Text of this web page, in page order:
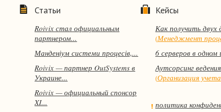
Статьи
Roivix стал официальным
партнером...
Манденіум системи процесів,...
Roivix — партнер OutSystems в
Украине...
Roivix — официальный спонсор
XI...
Кейсы
Как получить двух
(Менеджмент
6 серверов в одном
Аутсорсинг
(Организация учета
политика